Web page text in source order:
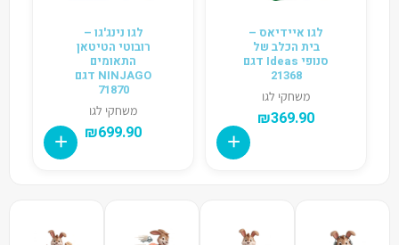
לגו איידיאס –
בית הכלב של
סנופי Ideas דגם
21368
משחקי לגו
₪369.90
לגו נינג'גו –
רובוטי הטיטאן
התאומים
NINJAGO דגם
71870
משחקי לגו
₪699.90